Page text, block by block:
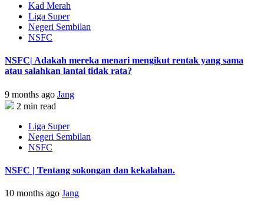
Kad Merah
Liga Super
Negeri Sembilan
NSFC
NSFC| Adakah mereka menari mengikut rentak yang sama
atau salahkan lantai tidak rata?
9 months ago Jang
2 min read
Liga Super
Negeri Sembilan
NSFC
NSFC | Tentang sokongan dan kekalahan.
10 months ago Jang